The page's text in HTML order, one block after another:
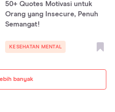
banyak
50+ Quotes Motivasi untuk
Orang yang Insecure, Penuh
Semangat!
KESEHATAN MENTAL